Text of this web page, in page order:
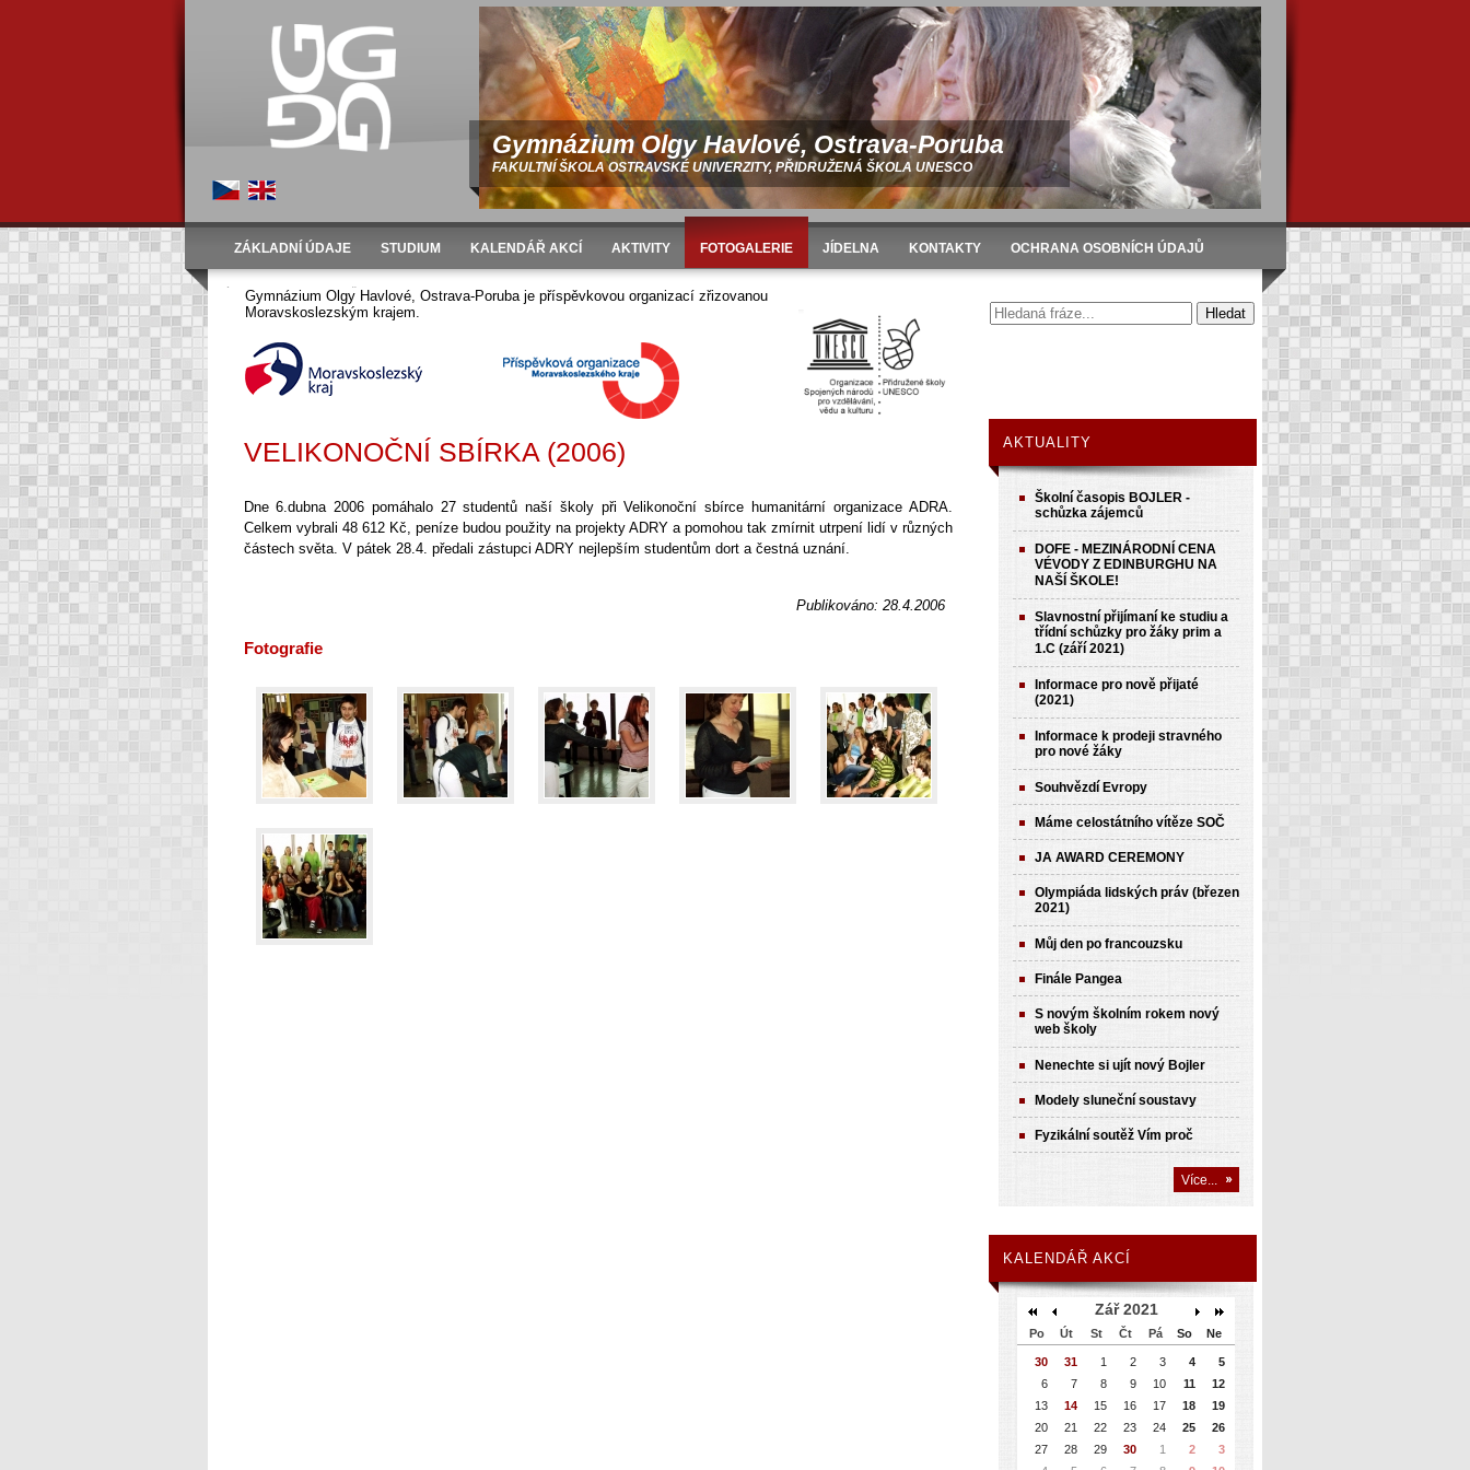
Gymnázium Olgy Havlové, Ostrava-Poruba
FAKULTNÍ ŠKOLA OSTRAVSKÉ UNIVERZITY, PŘIDRUŽENÁ ŠKOLA UNESCO
ZÁKLADNÍ ÚDAJE STUDIUM KALENDÁŘ AKCÍ AKTIVITY FOTOGALERIE JÍDELNA KONTAKTY OCHRANA OSOBNÍCH ÚDAJŮ
Úvod Fotogalerie Školní rok 2005/2006 Velikonoční sbírka (2006)
Gymnázium Olgy Havlové, Ostrava-Poruba je příspěvkovou organizací zřizovanou
Moravskoslezským krajem.
VELIKONOČNÍ SBÍRKA (2006)
Dne 6.dubna 2006 pomáhalo 27 studentů naší školy při Velikonoční sbírce humanitární organizace ADRA.
Celkem vybrali 48 612 Kč, peníze budou použity na projekty ADRY a pomohou tak zmírnit utrpení lidí v různých
částech světa. V pátek 28.4. předali zástupci ADRY nejlepším studentům dort a čestná uznání.
Publikováno: 28.4.2006
Fotografie
AKTUALITY
Školní časopis BOJLER -
schůzka zájemců
DOFE - MEZINÁRODNÍ CENA
VÉVODY Z EDINBURGHU NA
NAŠÍ ŠKOLE!
Slavnostní přijímaní ke studiu a
třídní schůzky pro žáky prim a
1.C (září 2021)
Informace pro nově přijaté
(2021)
Informace k prodeji stravného
pro nové žáky
Souhvězdí Evropy
Máme celostátního vítěze SOČ
JA AWARD CEREMONY
Olympiáda lidských práv (březen
2021)
Můj den po francouzsku
Finále Pangea
S novým školním rokem nový
web školy
Nenechte si ujít nový Bojler
Modely sluneční soustavy
Fyzikální soutěž Vím proč
Více...
KALENDÁŘ AKCÍ
Zář 2021
Po Út St Čt Pá So Ne
30 31 1 2 3 4
5
6
7 8 9 10 11
12
13
14 15 16 17 18
19
20
21 22 23 24 25
26
27
28 29 30 1 2
3